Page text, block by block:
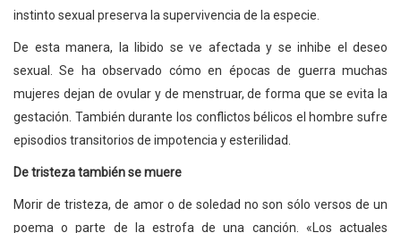
instinto sexual preserva la supervivencia de la especie.
De esta manera, la libido se ve afectada y se inhibe el deseo
sexual. Se ha observado cómo en épocas de guerra muchas
mujeres dejan de ovular y de menstruar, de forma que se evita la
gestación. También durante los conflictos bélicos el hombre sufre
episodios transitorios de impotencia y esterilidad.
De tristeza también se muere
Morir de tristeza, de amor o de soledad no son sólo versos de un
poema o parte de la estrofa de una canción. «Los actuales